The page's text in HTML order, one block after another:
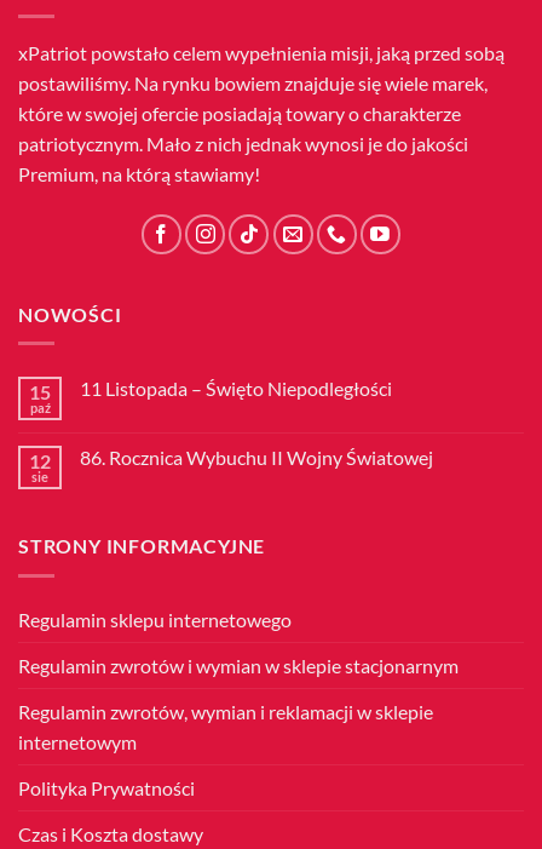
xPatriot powstało celem wypełnienia misji, jaką przed sobą
postawiliśmy. Na rynku bowiem znajduje się wiele marek,
które w swojej ofercie posiadają towary o charakterze
patriotycznym. Mało z nich jednak wynosi je do jakości
Premium, na którą stawiamy!
NOWOŚCI
15
paź
11 Listopada – Święto Niepodległości
11
12
sie
86. Rocznica Wybuchu II Wojny Światowej
Rocznica
STRONY INFORMACYJNE
Regulamin sklepu internetowego
Regulamin zwrotów i wymian w sklepie stacjonarnym
Regulamin zwrotów, wymian i reklamacji w sklepie
internetowym
Polityka Prywatności
Czas i Koszta dostawy